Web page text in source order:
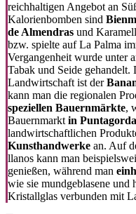
reichhaltigen Angebot an
Kalorienbomben sind
de Almendras und
bzw. spielte auf La Palma
Vergangenheit wurde unter
Tabak und Seide
Landwirtschaft ist der
kann man die regionalen
speziellen Bauernmärkte,
Bauernmarkt in
landwirtschaftlichen
Kunsthandwerke an. Auf
llanos kann man
genießen, während man
wie sie mundgeblasene und
Kristallglas verbunden mit